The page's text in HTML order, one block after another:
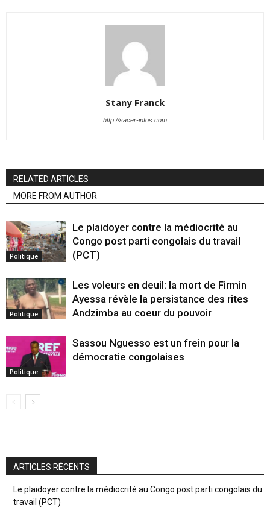
Stany Franck
http://sacer-infos.com
RELATED ARTICLES
MORE FROM AUTHOR
Politique
Le plaidoyer contre la médiocrité au
Congo post parti congolais du travail
(PCT)
Politique
Les voleurs en deuil: la mort de Firmin
Ayessa révèle la persistance des rites
Andzimba au coeur du pouvoir
Politique
Sassou Nguesso est un frein pour la
démocratie congolaises
ARTICLES RÉCENTS
Le plaidoyer contre la médiocrité au Congo post parti congolais du
travail (PCT)